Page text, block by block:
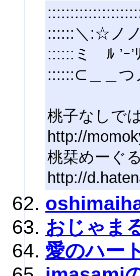
::::::＼:☆ノ
::::::ミゝﾙ ’ｰ’
::::::⊂＿＿つ
桃子なしで
http://
桃栞めーぐ
http://
おじゃま
愛のハー